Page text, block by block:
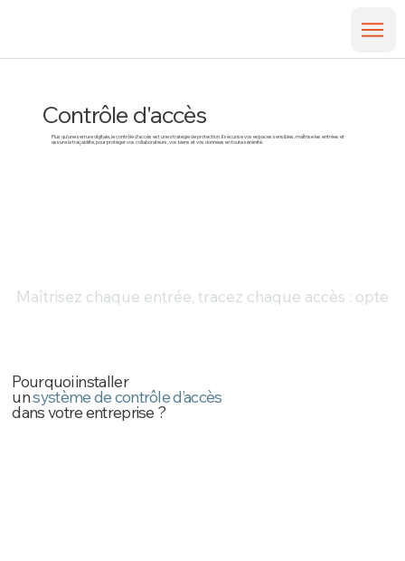
Contrôle d'accès
Plus qu’une serrure digitale, le contrôle d’accès est une stratégie de protection. Il sécurise vos espaces sensibles, maîtrise les entrées et
assure la traçabilité, pour protéger vos collaborateurs, vos biens et vos données en toute sérénité.
Maîtrisez chaque entrée, tracez chaque accès :
Pourquoi installer
unsystème de contrôle d’accès
dans votre entreprise ?